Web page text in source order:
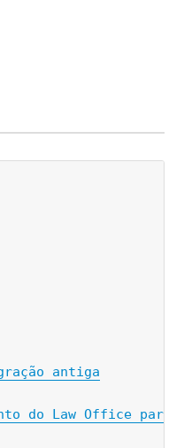
antiga
do Law Office para